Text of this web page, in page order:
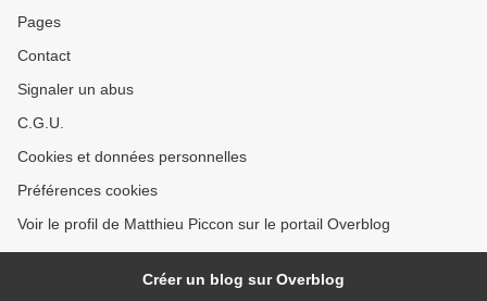
Pages
Contact
Signaler un abus
C.G.U.
Cookies et données personnelles
Préférences cookies
Voir le profil de Matthieu Piccon sur le portail Overblog
Créer un blog sur Overblog